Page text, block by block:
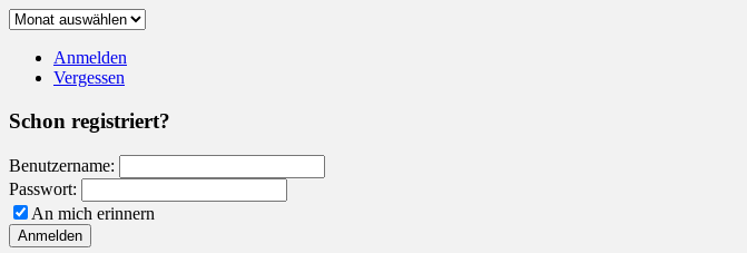
zurück
Anmelden
Vergessen
Schon registriert?
Benutzername:
Passwort:
An mich erinnern